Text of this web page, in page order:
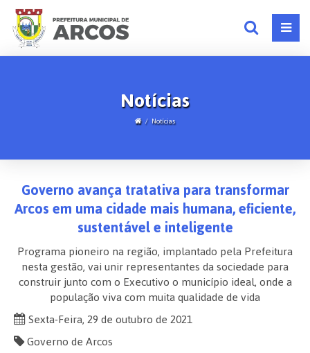
Notícias
Notícias
Governo avança tratativa para transformar
Arcos em uma cidade mais humana, eficiente,
sustentável e inteligente
Programa pioneiro na região, implantado pela Prefeitura
nesta gestão, vai unir representantes da sociedade para
construir junto com o Executivo o município ideal, onde a
população viva com muita qualidade de vida
Sexta-Feira, 29 de outubro de 2021
Governo de Arcos